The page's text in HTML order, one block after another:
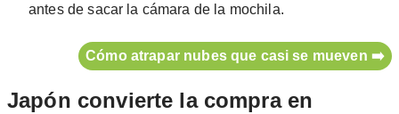
antes de sacar la cámara de la mochila.
Cómo atrapar nubes que casi se mueven ➡️
Japón convierte la compra en